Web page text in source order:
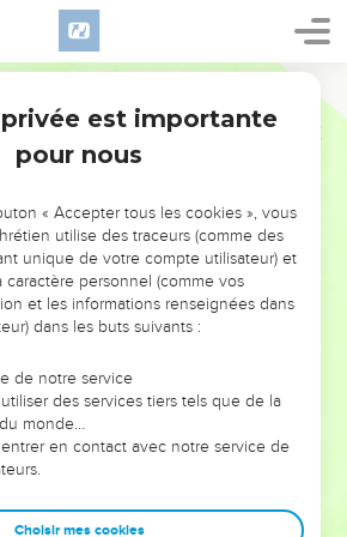
PAS L’ÉVÉNEMENT
L’ANNÉE !
POUVAIENT VOUS ÉVITER LES
VOTRES ?
Mais on voit moins les doutes, les erreurs
qu'ils ont traversés, alors même que ce
qui les ont façonnés.
leaders, entrepreneurs, et responsables
plus de sagesse afin que leurs erreurs
est importante
pour nous
« Accepter tous les cookies », vous
utilise des traceurs (comme des
unique de votre compte utilisateur) et
caractère personnel (comme vos
et les informations renseignées dans
dans les buts suivants :
de notre service
des services tiers tels que de la
monde…
en contact avec notre service de
Choisir mes cookies